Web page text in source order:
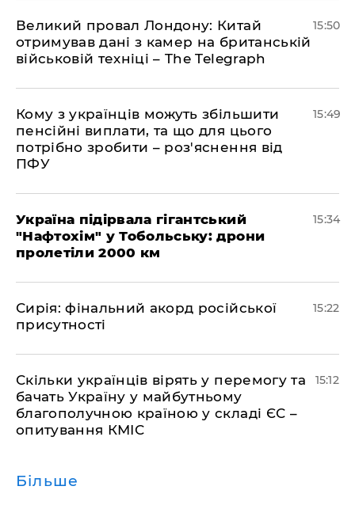
Великий провал Лондону: Китай
отримував дані з камер на британській
військовій техніці – The Telegraph
15:50
Кому з українців можуть збільшити
пенсійні виплати, та що для цього
потрібно зробити – роз'яснення від
ПФУ
15:49
Україна підірвала гігантський
"Нафтохім" у Тобольську: дрони
пролетіли 2000 км
15:34
​Сирія: фінальний акорд російської
присутності
15:22
Скільки українців вірять у перемогу та
бачать Україну у майбутньому
благополучною країною у складі ЄС –
опитування КМІС
15:12
Більше